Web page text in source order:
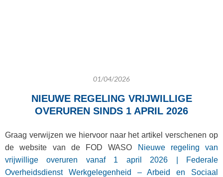
01/04/2026
NIEUWE REGELING VRIJWILLIGE
OVERUREN SINDS 1 APRIL 2026
Graag verwijzen we hiervoor naar het artikel verschenen op
de website van de FOD WASO
Nieuwe regeling van
vrijwillige overuren vanaf 1 april 2026 | Federale
Overheidsdienst Werkgelegenheid – Arbeid en Sociaal